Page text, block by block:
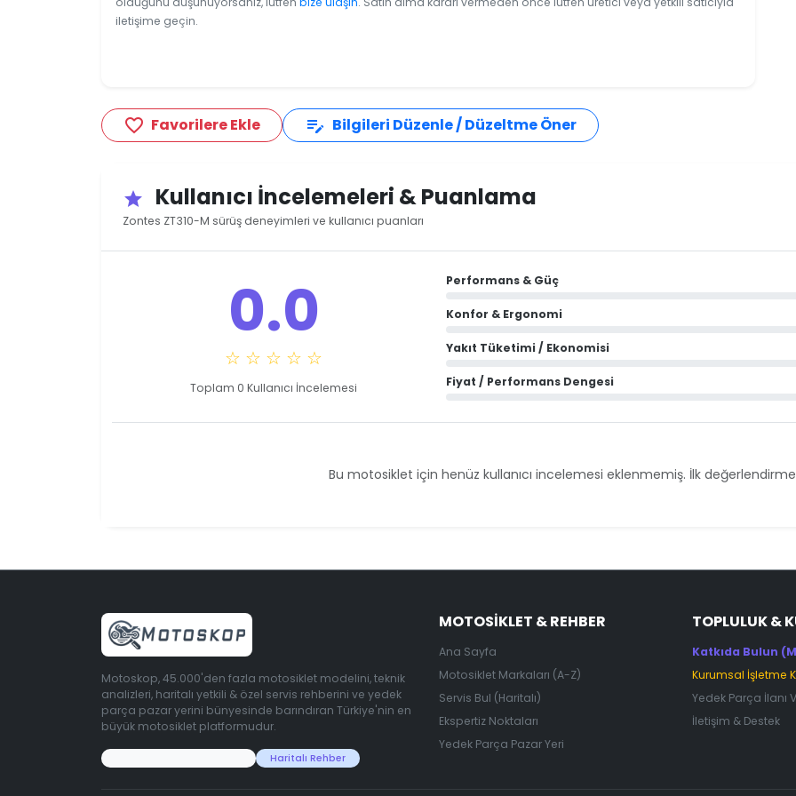
iletişime geçin.
favorite_border Favorilere Ekle edit_note Bilgileri Düzenle / Düzeltme Öner
star Kullanıcı İncelemeleri & Puanlama
Zontes ZT310-M sürüş deneyimleri ve kullanıcı puanları
0.0
☆ ☆ ☆ ☆ ☆
Toplam 0 Kullanıcı İncelemesi
Performans & Güç
Konfor & Ergonomi
Yakıt Tüketimi / Ekonomisi
Fiyat / Performans Dengesi
Bu motosiklet için henüz kullanıcı incelemesi eklenmemiş. İlk
Motoskop, 45.000'den fazla motosiklet modelini, teknik
analizleri, haritalı yetkili & özel servis rehberini ve yedek
parça pazar yerini bünyesinde barındıran Türkiye'nin en
büyük motosiklet platformudur.
Haritalı Rehber
MOTOSIKLET & REHBER
Ana Sayfa
Motosiklet Markaları (A-Z)
Servis Bul (Haritalı)
Ekspertiz Noktaları
Yedek Parça Pazar Yeri
TOPLULUK &
Katkıda Bulun
Kurumsal İşletme
Yedek Parça İlanı
İletişim & Destek